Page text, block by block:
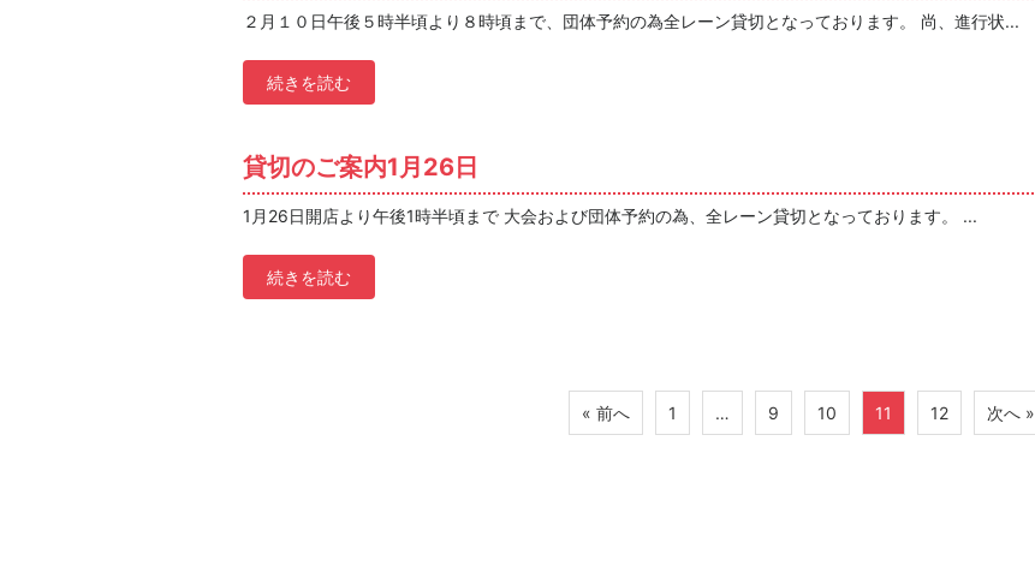
２月１０日午後５時半頃より８時頃まで、団体予約の為全レーン貸切となっております。 尚、進行状...
続きを読む
貸切のご案内1月26日
1月26日開店より午後1時半頃まで 大会および団体予約の為、全レーン貸切となっております。 ...
続きを読む
« 前へ 1 … 9 10 11 12 次へ »